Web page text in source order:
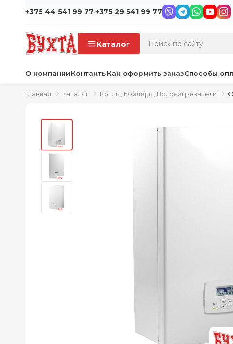
+375 44 541 99 77·+375 29 541 99 77
Каталог
О компанииКонтактыКак оформить заказСпособы
Главная Каталог Котлы, Бойлеры, Водонагреватели